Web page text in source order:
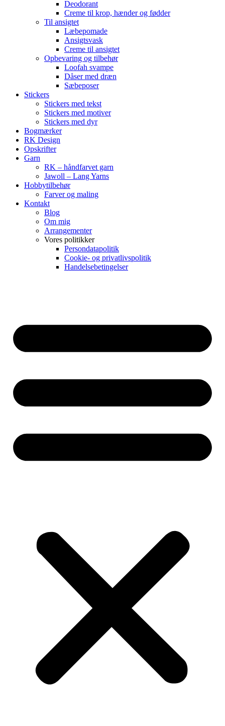
Deodorant
Creme til krop, hænder og fødder
Til ansigtet
Læbepomade
Ansigtsvask
Creme til ansigtet
Opbevaring og tilbehør
Loofah svampe
Dåser med dræn
Sæbeposer
Stickers
Stickers med tekst
Stickers med motiver
Stickers med dyr
Bogmærker
RK Design
Opskrifter
Garn
RK – håndfarvet garn
Jawoll – Lang Yarns
Hobbytilbehør
Farver og maling
Kontakt
Blog
Om mig
Arrangementer
Vores politikker
Persondatapolitik
Cookie- og privatlivspolitik
Handelsebetingelser